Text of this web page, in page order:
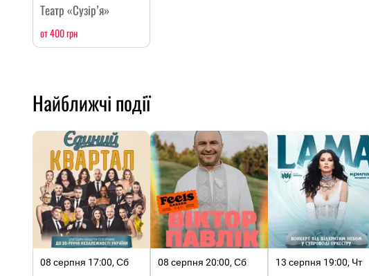
Театр «Сузір’я»
от 400 грн
Найближчі події
08 серпня 17:00, Сб 08 серпня 20:00, Сб 13 серпня 19:00, Чт